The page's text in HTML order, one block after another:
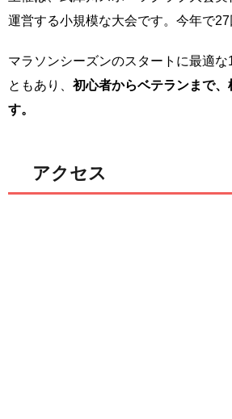
運営する小規模な大会です。今年で27
マラソンシーズンのスタートに最適な
ともあり、 初心者からベテランまで、
す。
アクセス